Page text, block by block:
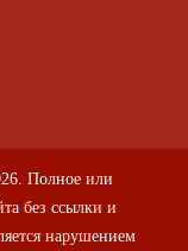
Полное или
без ссылки и
нарушением